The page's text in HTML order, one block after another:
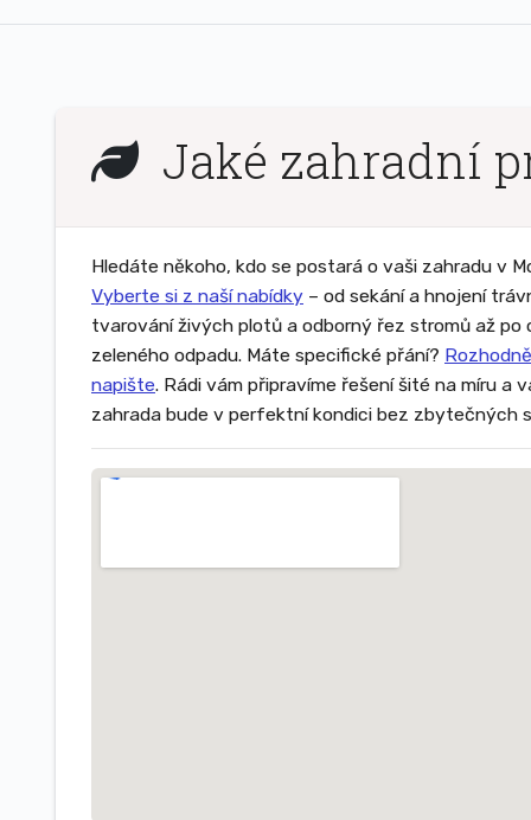
Jaké zahradní
Hledáte někoho, kdo se postará o vaši zahradu v
Vyberte si z naší nabídky – od sekání a hnojení
tvarování živých plotů a odborný řez stromů až po
zeleného odpadu. Máte specifické přání?
napište. Rádi vám připravíme řešení šité na míru a
zahrada bude v perfektní kondici bez zbytečných